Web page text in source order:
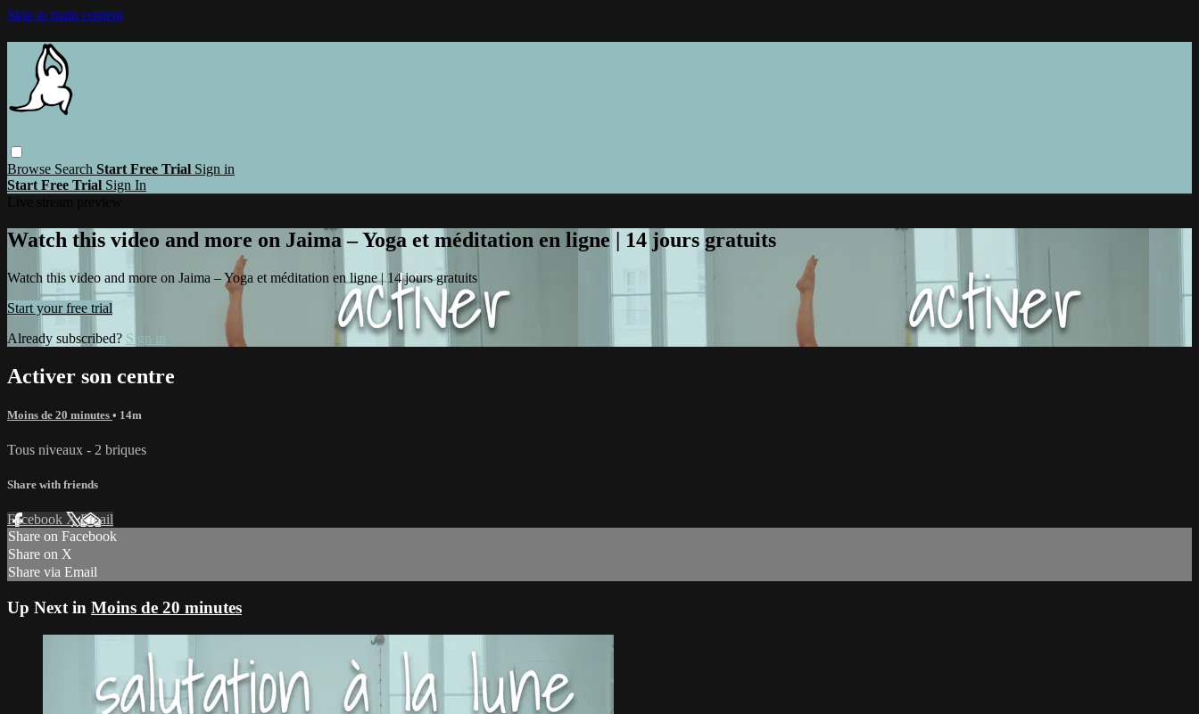
Skip to main content
Browse Search Start Free Trial Sign in
Start Free Trial Sign In
Watch this video and more on Jaima – Yoga et méditation en ligne | 14 jours gratuits
Watch this video and more on Jaima – Yoga et méditation en ligne | 14 jours gratuits
Start your free trial
Already subscribed? Sign in
Activer son centre
Moins de 20 minutes • 14m
Tous niveaux - 2 briques
Share with friends
Facebook XEmail
Share on Facebook
Share on X
Share via Email
Up Next in Moins de 20 minutes